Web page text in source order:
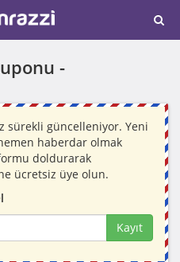
-
sürekli güncelleniyor. Yeni
haberdar olmak
doldurarak
ücretsiz üye olun.
Kayıt